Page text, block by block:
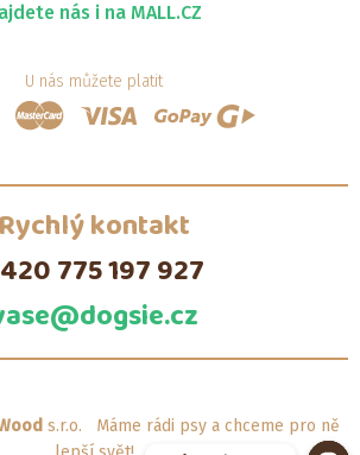
nás i na MALL.CZ
U nás můžete platit
Rychlý kontakt
775 197 927
s.r.o. Máme rádi psy a chceme pro ně